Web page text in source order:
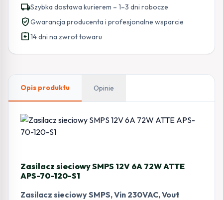
12V
6A
72W
120-
local_shippingSzybka dostawa kurierem – 1–3 dni robocze
verified_userGwarancja producenta i profesjonalne wsparcie
assignment_return14 dni na zwrot towaru
Opis produktu Opinie
Zasilacz sieciowy SMPS 12V 6A 72W ATTE
APS-70-120-S1
Zasilacz sieciowy SMPS, Vin 230VAC, Vout